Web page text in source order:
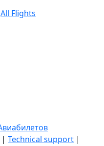
All Flights
| Technical support |